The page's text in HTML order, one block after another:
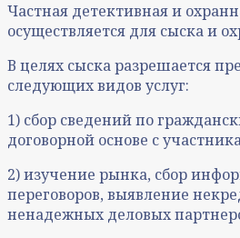
Частная детективная и
осуществляется для сыска и
В целях сыска разрешается
следующих видов услуг:
1) сбор сведений по
договорной основе с
2) изучение рынка, сбор
переговоров, выявление
ненадежных деловых